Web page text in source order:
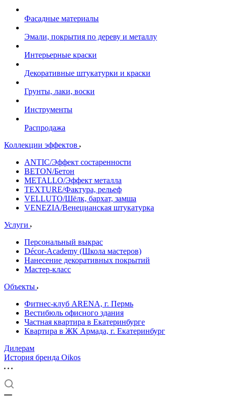
Фасадные материалы
Эмали, покрытия по дереву и металлу
Интерьерные краски
Декоративные штукатурки и краски
Грунты, лаки, воски
Инструменты
Распродажа
Коллекции эффектов
ANTIC/Эффект состаренности
BETON/Бетон
METALLO/Эффект металла
TEXTURE/Фактура, рельеф
VELLUTO/Шёлк, бархат, замша
VENEZIA/Венецианская штукатурка
Услуги
Персональный выкрас
Décor-Academy (Школа мастеров)
Нанесение декоративных покрытий
Мастер-класс
Объекты
Фитнес-клуб ARENA, г. Пермь
Вестибюль офисного здания
Частная квартира в Екатеринбурге
Квартира в ЖК Армада, г. Екатеринбург
Дилерам
История бренда Oikos